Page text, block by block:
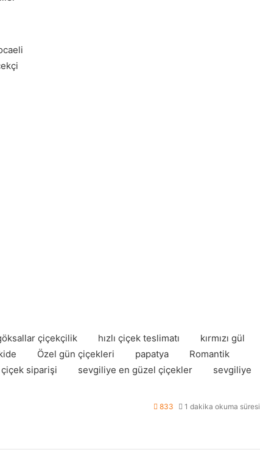
çiçekçilik hızlı çiçek teslimatı
kırmızı gül
Özel gün çiçekleri papatya
Romantik
siparişi sevgiliye en güzel çiçekler
sevgiliye
833 1 dakika okuma süresi